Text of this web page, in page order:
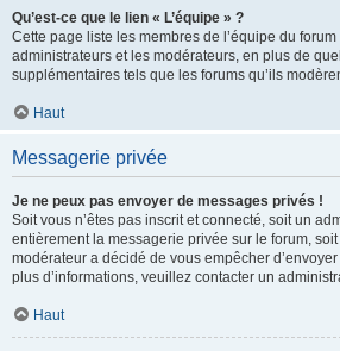
Qu’est-ce que le lien « L’équipe » ?
Cette page liste les membres de l’équipe du
administrateurs et les modérateurs, en plus de
supplémentaires tels que les forums qu’ils
Haut
Messagerie privée
Je ne peux pas envoyer de messages privés !
Soit vous n’êtes pas inscrit et connecté, soit un
entièrement la messagerie privée sur le forum,
modérateur a décidé de vous empêcher
plus d’informations, veuillez contacter un
Haut